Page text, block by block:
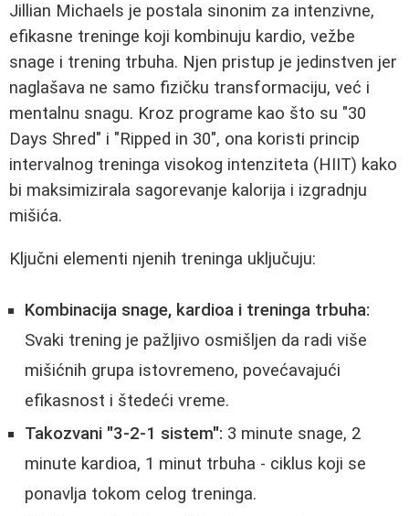
Jillian Michaels je postala sinonim za intenzivne,
efikasne treninge koji kombinuju kardio, vežbe
snage i trening trbuha. Njen pristup je jedinstven jer
naglašava ne samo fizičku transformaciju, već i
mentalnu snagu. Kroz programe kao što su "30
Days Shred" i "Ripped in 30", ona koristi princip
intervalnog treninga visokog intenziteta (HIIT) kako
bi maksimizirala sagorevanje kalorija i izgradnju
mišića.
Ključni elementi njenih treninga uključuju:
Kombinacija snage, kardioa i treninga trbuha:
Svaki trening je pažljivo osmišljen da radi više
mišićnih grupa istovremeno, povećavajući
efikasnost i štedeći vreme.
Takozvani "3-2-1 sistem": 3 minute snage, 2
minute kardioa, 1 minut trbuha - ciklus koji se
ponavlja tokom celog treninga.